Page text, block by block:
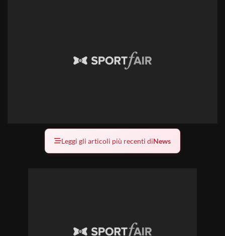
Leggi gli articoli più recenti diNews